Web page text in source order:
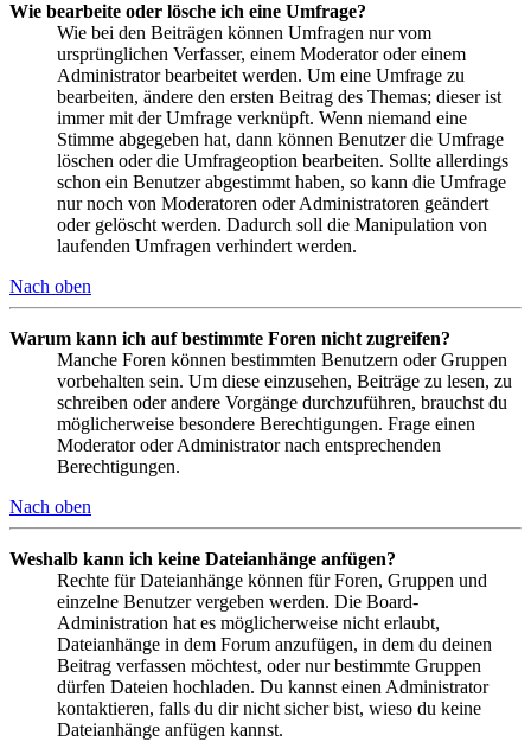
Wie bearbeite oder lösche ich eine Umfrage?
Wie bei den Beiträgen können Umfragen nur vom
ursprünglichen Verfasser, einem Moderator oder einem
Administrator bearbeitet werden. Um eine Umfrage zu
bearbeiten, ändere den ersten Beitrag des Themas; dieser ist
immer mit der Umfrage verknüpft. Wenn niemand eine
Stimme abgegeben hat, dann können Benutzer die Umfrage
löschen oder die Umfrageoption bearbeiten. Sollte allerdings
schon ein Benutzer abgestimmt haben, so kann die Umfrage
nur noch von Moderatoren oder Administratoren geändert
oder gelöscht werden. Dadurch soll die Manipulation von
laufenden Umfragen verhindert werden.
Nach oben
Warum kann ich auf bestimmte Foren nicht zugreifen?
Manche Foren können bestimmten Benutzern oder Gruppen
vorbehalten sein. Um diese einzusehen, Beiträge zu lesen, zu
schreiben oder andere Vorgänge durchzuführen, brauchst du
möglicherweise besondere Berechtigungen. Frage einen
Moderator oder Administrator nach entsprechenden
Berechtigungen.
Nach oben
Weshalb kann ich keine Dateianhänge anfügen?
Rechte für Dateianhänge können für Foren, Gruppen und
einzelne Benutzer vergeben werden. Die Board-
Administration hat es möglicherweise nicht erlaubt,
Dateianhänge in dem Forum anzufügen, in dem du deinen
Beitrag verfassen möchtest, oder nur bestimmte Gruppen
dürfen Dateien hochladen. Du kannst einen Administrator
kontaktieren, falls du dir nicht sicher bist, wieso du keine
Dateianhänge anfügen kannst.